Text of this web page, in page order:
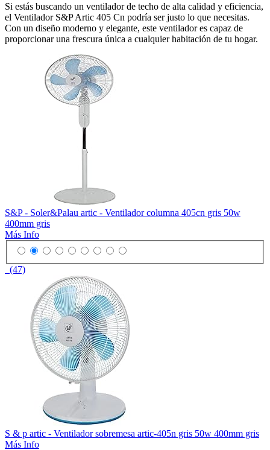
Si estás buscando un ventilador de techo de alta calidad y eficiencia,
el Ventilador S&P Artic 405 Cn podría ser justo lo que necesitas.
Con un diseño moderno y elegante, este ventilador es capaz de
proporcionar una frescura única a cualquier habitación de tu hogar.
S&P - Soler&Palau artic - Ventilador columna 405cn gris 50w
400mm gris
Más Info
(47)
S & p artic - Ventilador sobremesa artic-405n gris 50w 400mm gris
Más Info